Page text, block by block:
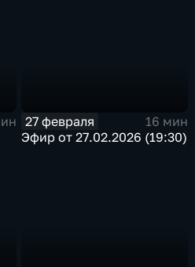
27 февраля
16 мин
Эфир от 27.02.2026 (19:30)